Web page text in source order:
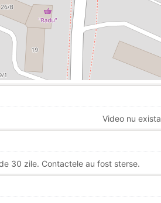
Video nu
30 zile. Contactele au fost sterse.